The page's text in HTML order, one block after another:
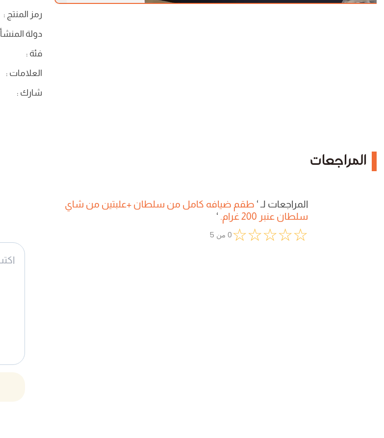
رمز المنتج :
دولة المنشأ
فئة :
العلامات :
شارك :
المراجعات
المراجعات لـ ‘ طقم ضيافه كامل من سلطان +علبتين من شاي
سلطان عنبر 200 غرام.
‘
☆
☆
☆
☆
☆
0 من